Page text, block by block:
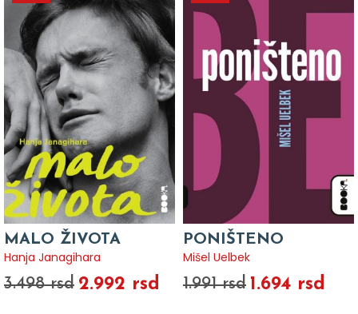
MALO ŽIVOTA
Hanja Janagihara
3.498 rsd 2.992 rsd
PONIŠTENO
Mišel Uelbek
1.991 rsd 1.694 rsd